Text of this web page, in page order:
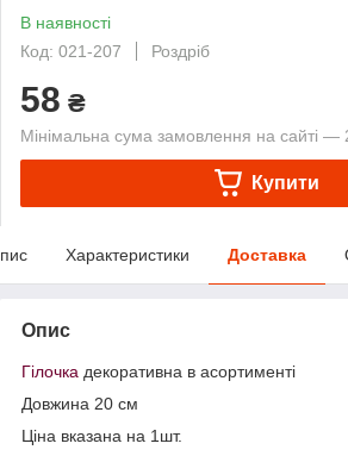
В наявності
Код: 021-207
Роздріб
58 ₴
Мінімальна сума замовлення на сайті —
Купити
Характеристики Доставка
Опис
Гілочка декоративна в асортименті
Довжина 20 см
Ціна вказана на 1шт.